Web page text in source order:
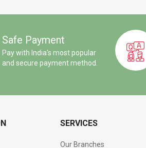
Safe Payment
Pay with India's most popular
and secure payment method.
SERVICES
Our Branches